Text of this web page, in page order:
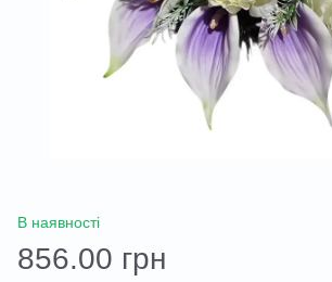
В наявності
856.00 грн